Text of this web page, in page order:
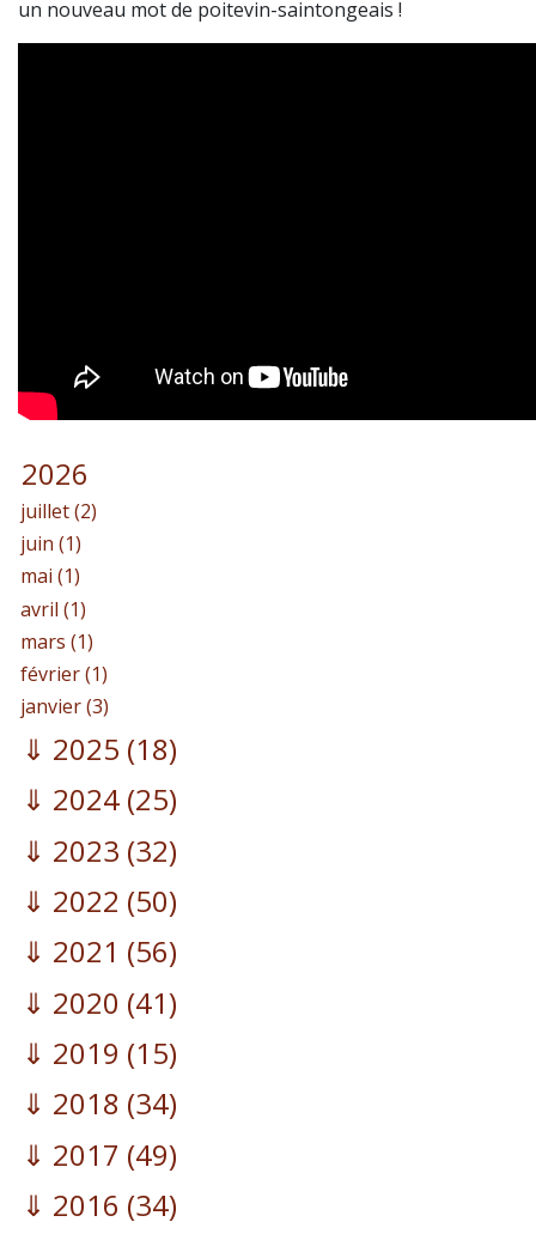
un nouveau mot de poitevin-saintongeais !
2026
juillet (2)
juin (1)
mai (1)
avril (1)
mars (1)
février (1)
janvier (3)
2025 (18)
2024 (25)
2023 (32)
2022 (50)
2021 (56)
2020 (41)
2019 (15)
2018 (34)
2017 (49)
2016 (34)